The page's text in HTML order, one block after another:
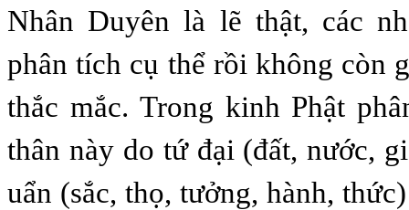
Nhân Duyên là lẽ thật, các
phân tích cụ thể rồi không còn
thắc mắc. Trong kinh Phật
thân này do tứ đại (đất, nước,
uẩn (sắc, thọ, tưởng, hành,